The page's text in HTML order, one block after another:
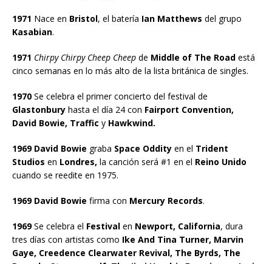
1971 Nace en Bristol, el batería Ian Matthews del grupo
Kasabian.
1971 Chirpy Chirpy Cheep Cheep de Middle of The Road está
cinco semanas en lo más alto de la lista británica de singles.
1970 Se celebra el primer concierto del festival de
Glastonbury hasta el día 24 con Fairport Convention,
David Bowie, Traffic y Hawkwind.
1969 David Bowie graba Space Oddity en el Trident
Studios en Londres, la canción será #1 en el Reino Unido
cuando se reedite en 1975.
1969 David Bowie firma con Mercury Records.
1969Se celebra el Festival en Newport, California, dura
tres días con artistas como Ike And Tina Turner, Marvin
Gaye, Creedence Clearwater Revival, The Byrds, The